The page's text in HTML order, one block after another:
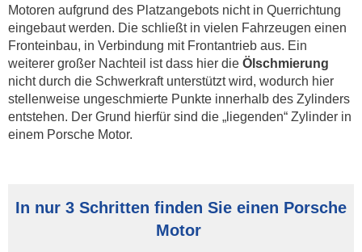
Motoren aufgrund des Platzangebots nicht in Querrichtung
eingebaut werden. Die schließt in vielen Fahrzeugen einen
Fronteinbau, in Verbindung mit Frontantrieb aus. Ein
weiterer großer Nachteil ist dass hier die Ölschmierung
nicht durch die Schwerkraft unterstützt wird, wodurch hier
stellenweise ungeschmierte Punkte innerhalb des Zylinders
entstehen. Der Grund hierfür sind die „liegenden“ Zylinder in
einem Porsche Motor.
In nur 3 Schritten finden Sie einen Porsche
Motor